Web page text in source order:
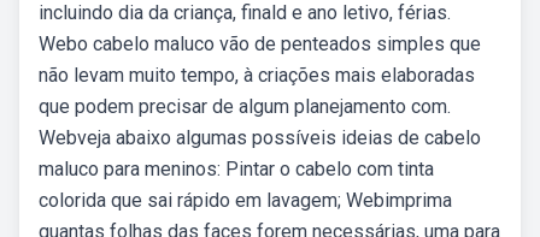
incluindo dia da criança, finald e ano letivo, férias.
Webo cabelo maluco vão de penteados simples que
não levam muito tempo, à criações mais elaboradas
que podem precisar de algum planejamento com.
Webveja abaixo algumas possíveis ideias de cabelo
maluco para meninos: Pintar o cabelo com tinta
colorida que sai rápido em lavagem; Webimprima
quantas folhas das faces forem necessárias, uma para